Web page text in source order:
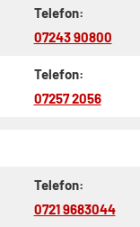
Telefon:
07243 90800
Telefon:
07257 2056
Telefon:
0721 9683044